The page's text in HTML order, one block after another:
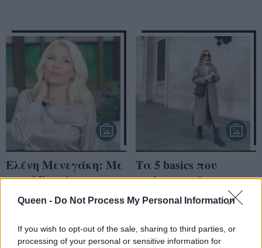
Queen - Do Not Process My Personal Information
If you wish to opt-out of the sale, sharing to third parties, or
processing of your personal or sensitive information for
Ελένη Μενεγάκη: Με
τη midi φούστα που
δεν πρέπει να λείπει
από τα basics της
ντουλάπας σου
Τα 5 basics που
πρέπει να έχεις
οπωσδήποτε, αν σου
αρέσει να φοράς
κολάν